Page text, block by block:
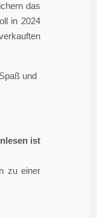
das
in 2024
und
ist
zu einer